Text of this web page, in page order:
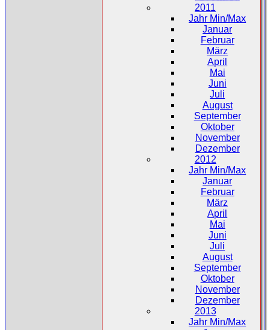
2011
Jahr Min/Max
Januar
Februar
März
April
Mai
Juni
Juli
August
September
Oktober
November
Dezember
2012
Jahr Min/Max
Januar
Februar
März
April
Mai
Juni
Juli
August
September
Oktober
November
Dezember
2013
Jahr Min/Max